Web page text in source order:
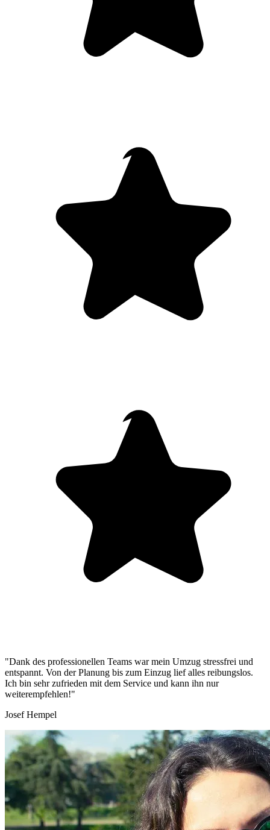
"Dank des professionellen Teams war mein Umzug stressfrei und
entspannt. Von der Planung bis zum Einzug lief alles reibungslos.
Ich bin sehr zufrieden mit dem Service und kann ihn nur
weiterempfehlen!"
Josef Hempel